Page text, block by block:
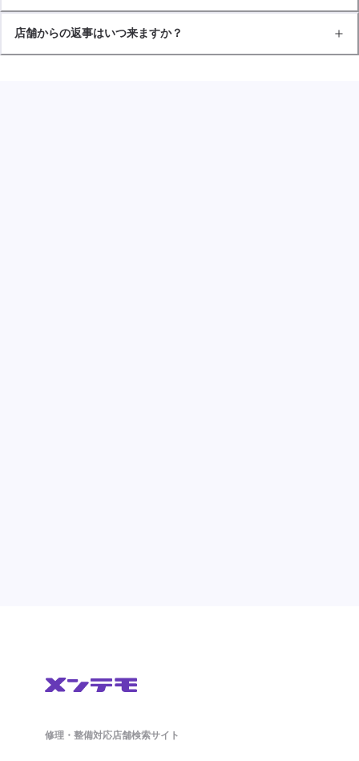
店舗からの返事はいつ来ますか？
修理・整備対応店舗検索サイト